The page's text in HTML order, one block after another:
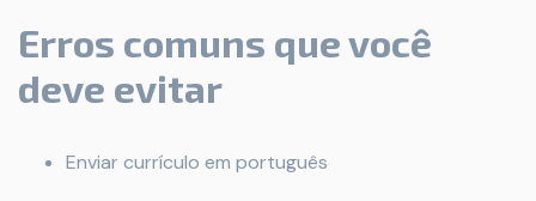
Erros comuns que você
deve evitar
Enviar currículo em português